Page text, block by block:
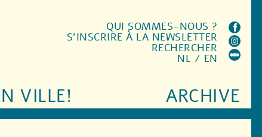
VILLE! ARCHIVE
QUI SOMMES-NOUS ?
S'INSCRIRE À LA NEWSLETTER
RECHERCHER
NL / EN